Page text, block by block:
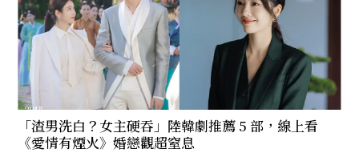
「渣男洗白？女主硬吞」陸韓劇推薦 5 部，線上看
《愛情有煙火》婚戀觀超窒息